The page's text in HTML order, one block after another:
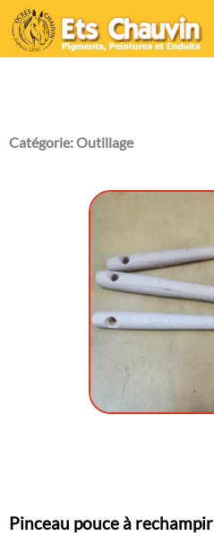
Catégorie:Outillage
Pinceau pouce à rechampir